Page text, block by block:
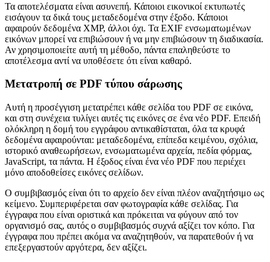
Τα αποτελέσματα είναι ασυνεπή. Κάποιοι εικονικοί εκτυπωτές
εισάγουν τα δικά τους μεταδεδομένα στην έξοδο. Κάποιοι
αφαιρούν δεδομένα XMP, άλλοι όχι. Τα EXIF ενσωματωμένων
εικόνων μπορεί να επιβιώσουν ή να μην επιβιώσουν τη διαδικασία.
Αν χρησιμοποιείτε αυτή τη μέθοδο, πάντα επαληθεύστε το
αποτέλεσμα αντί να υποθέσετε ότι είναι καθαρό.
Μετατροπή σε PDF τύπου σάρωσης
Αυτή η προσέγγιση μετατρέπει κάθε σελίδα του PDF σε εικόνα,
και στη συνέχεια τυλίγει αυτές τις εικόνες σε ένα νέο PDF. Επειδή
ολόκληρη η δομή του εγγράφου αντικαθίσταται, όλα τα κρυφά
δεδομένα αφαιρούνται: μεταδεδομένα, επίπεδα κειμένου, σχόλια,
ιστορικό αναθεωρήσεων, ενσωματωμένα αρχεία, πεδία φόρμας,
JavaScript, τα πάντα. Η έξοδος είναι ένα νέο PDF που περιέχει
μόνο αποδοθείσες εικόνες σελίδων.
Ο συμβιβασμός είναι ότι το αρχείο δεν είναι πλέον αναζητήσιμο ως
κείμενο. Συμπεριφέρεται σαν φωτογραφία κάθε σελίδας. Για
έγγραφα που είναι οριστικά και πρόκειται να φύγουν από τον
οργανισμό σας, αυτός ο συμβιβασμός συχνά αξίζει τον κόπο. Για
έγγραφα που πρέπει ακόμα να αναζητηθούν, να παρατεθούν ή να
επεξεργαστούν αργότερα, δεν αξίζει.